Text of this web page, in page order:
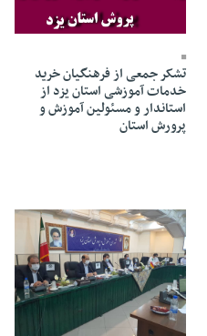
تشکر جمعی از فرهنگیان خرید
خدمات آموزشی استان یزد از
استاندار و مسئولین آموزش و
پرورش استان
26 Mordad 1399 - 20:11